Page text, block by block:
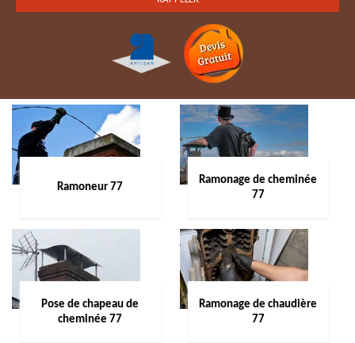
Ramoneur 77
Ramonage de cheminée
77
Pose de chapeau de
cheminée 77
Ramonage de chaudière
77